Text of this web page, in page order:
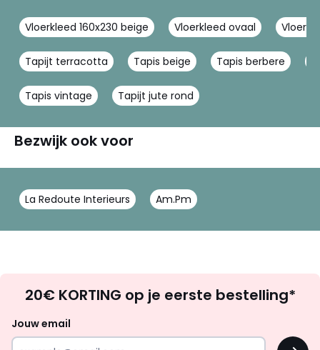
Vloerkleed 160x230 beige Vloerkleed ovaal
Tapijt terracotta Tapis beige Tapis berbere
Tapis vintage Tapijt jute rond
Bezwijk ook voor
La Redoute Interieurs Am.Pm
zoek
inspiratie
20€ KORTING op je eerste bestelling*
Jouw email
OK